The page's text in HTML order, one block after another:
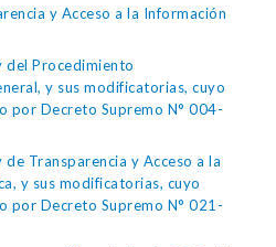
y Acceso a la Información
del Procedimiento
y sus modificatorias, cuyo
por Decreto Supremo N° 004-
de Transparencia y Acceso a la
y sus modificatorias, cuyo
por Decreto Supremo N° 021-